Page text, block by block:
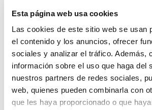
Esta página web usa cookies
Las cookies de este sitio web se usan
el contenido y los anuncios, ofrecer
sociales y analizar el tráfico. Además,
información sobre el uso que haga del
nuestros partners de redes sociales,
web, quienes pueden combinarla con
que les haya proporcionado o que
Se mantienen los criterios de
horizontal y vertical, y
principales de juego (PA). Al
medición del deslumbramiento,
de alturala medición de las
verticales.
Adicionalmente, se establece
media (U2) en el área total (TA)
menos,un 75% de la del área